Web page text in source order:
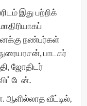
இது பற்றிக்
நண்பர்கள்
பாடகர்
ஜோதிடர்
ஆளில்லாத வீட்டில்,